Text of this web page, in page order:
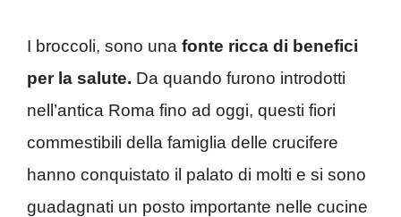
I broccoli, sono una fonte ricca di benefici
per la salute. Da quando furono introdotti
nell’antica Roma fino ad oggi, questi fiori
commestibili della famiglia delle crucifere
hanno conquistato il palato di molti e si sono
guadagnati un posto importante nelle cucine